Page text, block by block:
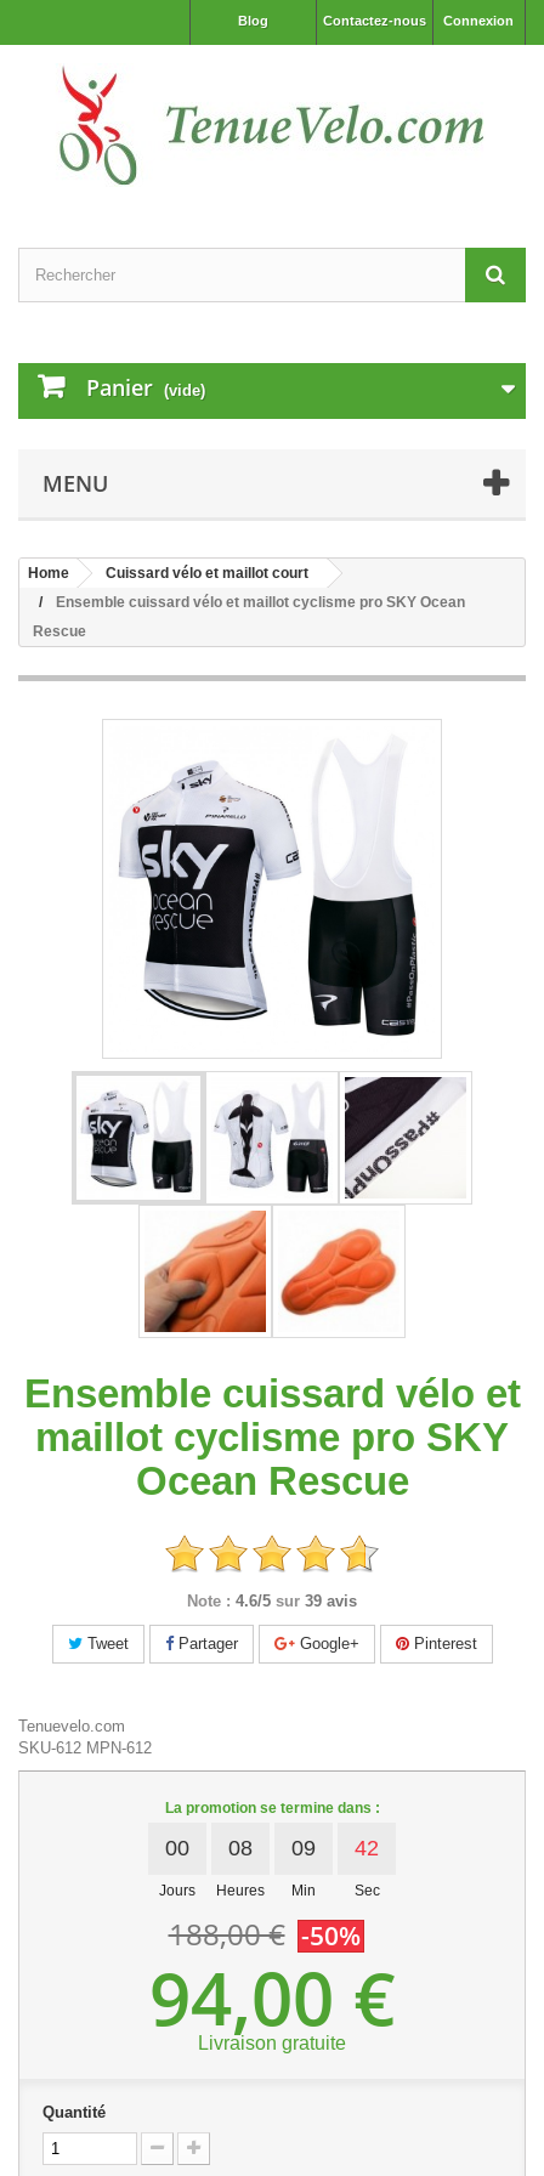
Connexion
Contactez-nous
Blog
Panier (vide)
MENU
Home
Cuissard vélo et maillot court
Ensemble cuissard vélo et maillot cyclisme pro SKY Ocean
Rescue
Ensemble cuissard vélo et
maillot cyclisme pro SKY
Ocean Rescue
Note : 4.6/5 sur 39 avis
Tweet Partager Google+ Pinterest
Tenuevelo.com
SKU-612 MPN-612
La promotion se termine dans :
00
Jours
08
Heures
09
Min
41
Sec
188,00 € -50%
94,00 €
Livraison gratuite
Quantité